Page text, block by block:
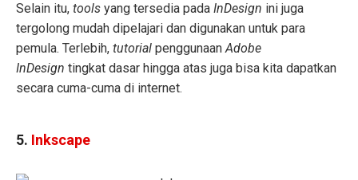
Selain itu, tools yang tersedia pada InDesign ini juga
tergolong mudah dipelajari dan digunakan untuk para
pemula. Terlebih, tutorial penggunaanAdobe
InDesign tingkat dasar hingga atas juga bisa kita dapatkan
secara cuma-cuma di internet.
5. Inkscape